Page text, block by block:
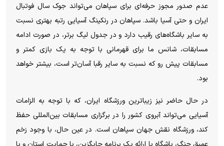
عدم صدور مجوز حرفه‌ای برای سپاهان می‌تواند جوک سال فوتبال
ایران و حتی آسیا باشد. سپاهان در رنکینگ آسیایی رتبه بهتری نسبت
به سایر باشگاه‌های رقیب دارد و در جدول لیگ برتر، در صورت ادامه
مسابقات، شانس ما برای قهرمانی با توجه به یک بازی کمتر و
مسابقات پیش رو که نسبت به سایر رقبا آسان‌تر است، بیشتر خواهد
بود.
در حال حاضر نیز زیباترین ورزشگاه ایران، که با توجه به الزامات
آسیایی می‌تواند آبروی کشور را در برگزاری مسابقات بین‌المللی حفظ
کند، ورزشگاه نقش جهان سپاهان است. در عین حال، با وجود زخم